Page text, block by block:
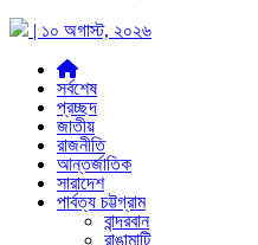
| ১০ অগাস্ট, ২০২৬
সর্বশেষ
প্রচ্ছদ
জাতীয়
রাজনীতি
আন্তর্জাতিক
সারাদেশ
পার্বত্য চট্টগ্রাম
বান্দরবান
রাঙামাটি